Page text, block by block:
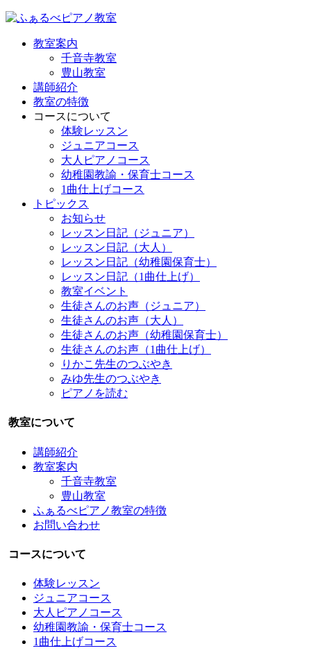
教室案内
千音寺教室
豊山教室
講師紹介
教室の特徴
コースについて
体験レッスン
ジュニアコース
大人ピアノコース
幼稚園教諭・保育士コース
1曲仕上げコース
トピックス
お知らせ
レッスン日記（ジュニア）
レッスン日記（大人）
レッスン日記（幼稚園保育士）
レッスン日記（1曲仕上げ）
教室イベント
生徒さんのお声（ジュニア）
生徒さんのお声（大人）
生徒さんのお声（幼稚園保育士）
生徒さんのお声（1曲仕上げ）
りかこ先生のつぶやき
みゆ先生のつぶやき
ピアノを読む
教室について
講師紹介
教室案内
千音寺教室
豊山教室
ふぁるべピアノ教室の特徴
お問い合わせ
コースについて
体験レッスン
ジュニアコース
大人ピアノコース
幼稚園教諭・保育士コース
1曲仕上げコース